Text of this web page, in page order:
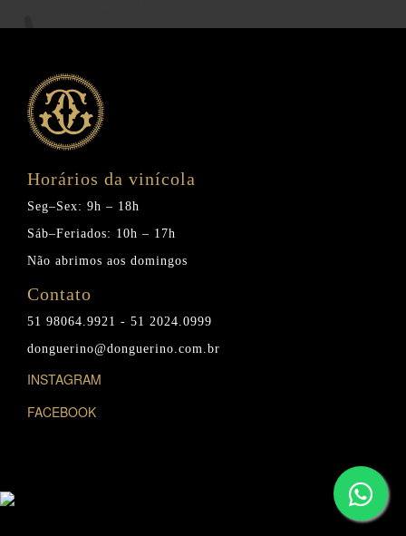
Horários da vinícola
Seg–Sex: 9h – 18h
Sáb–Feriados: 10h – 17h
Não abrimos aos domingos
Contato
51 98064.9921 - 51 2024.0999
donguerino@donguerino.com.br
INSTAGRAM
FACEBOOK